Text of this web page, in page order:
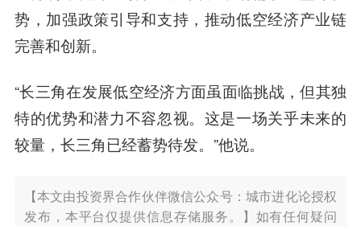
势，加强政策引导和支持，推动低空经济产业链
完善和创新。
“长三角在发展低空经济方面虽面临挑战，但其独
特的优势和潜力不容忽视。这是一场关乎未来的
较量，长三角已经蓄势待发。”他说。
【本文由投资界合作伙伴微信公众号：城市进化论授权
发布，本平台仅提供信息存储服务。】如有任何疑问